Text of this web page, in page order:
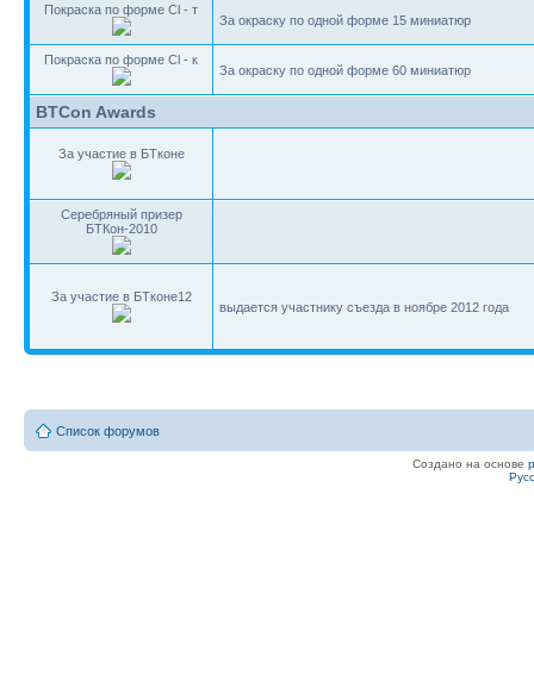
Покраска по форме Cl - т
За окраску по одной форме 15 миниатюр
Покраска по форме Cl - к
За окраску по одной форме 60 миниатюр
BTCon Awards
За участие в БТконе
Серебряный призер
БТКон-2010
За участие в БТконе12
выдается участнику съезда в ноябре 2012 года
Список форумов
Создано на основе